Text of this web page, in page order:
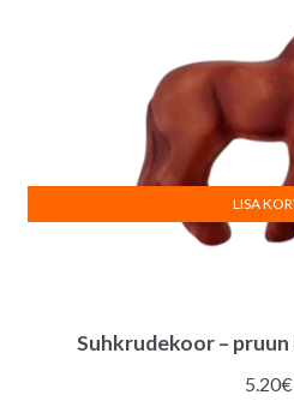
Suhkrudekoor – pruun
5.20€
LISA